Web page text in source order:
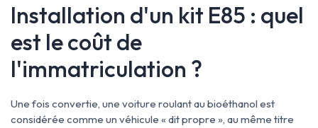
Installation d'un kit E85 : quel
est le coût de
l'immatriculation ?
Une fois convertie, une voiture roulant au bioéthanol est
considérée comme un véhicule « dit propre », au même titre